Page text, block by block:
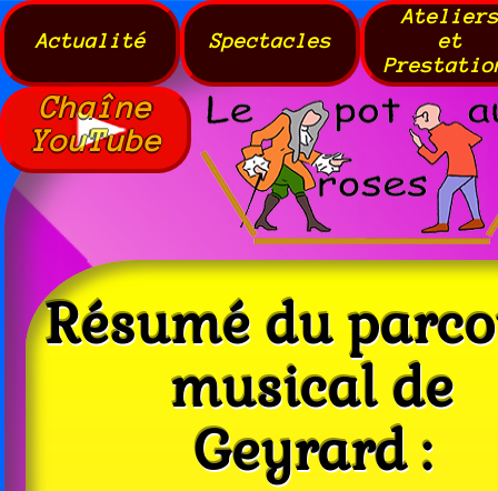
Actualité Spectacles
Ateliers
et
Chaîne
YouTube
Résumé du
musical de
Geyrard :